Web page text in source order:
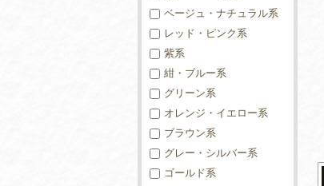
ベージュ・ナチュラル系
レッド・ピンク系
紫系
紺・ブルー系
グリーン系
オレンジ・イエロー系
ブラウン系
グレー・シルバー系
ゴールド系